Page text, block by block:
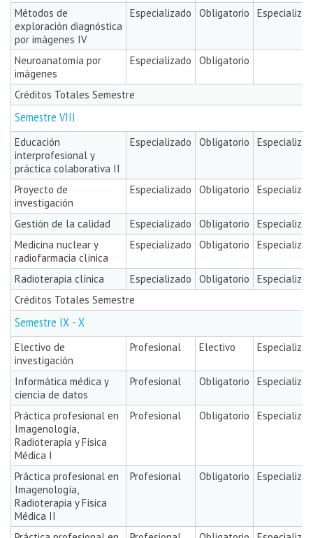
Métodos de
exploración diagnóstica
por imágenes IV
Especializado Obligatorio
Neuroanatomía por
imágenes
Especializado Obligatorio
Créditos Totales Semestre
Semestre VIII
Educación
interprofesional y
práctica colaborativa II
Especializado Obligatorio
Proyecto de
investigación
Especializado Obligatorio
Gestión de la calidad Especializado Obligatorio
Medicina nuclear y
radiofarmacia clínica
Especializado Obligatorio
Radioterapia clínica Especializado Obligatorio
Créditos Totales Semestre
Semestre IX - X
Electivo de
investigación
Profesional Electivo
Informática médica y
ciencia de datos
Profesional Obligatorio
Práctica profesional en
Imagenología,
Radioterapia y Física
Médica I
Profesional Obligatorio
Práctica profesional en
Imagenología,
Radioterapia y Física
Médica II
Profesional Obligatorio